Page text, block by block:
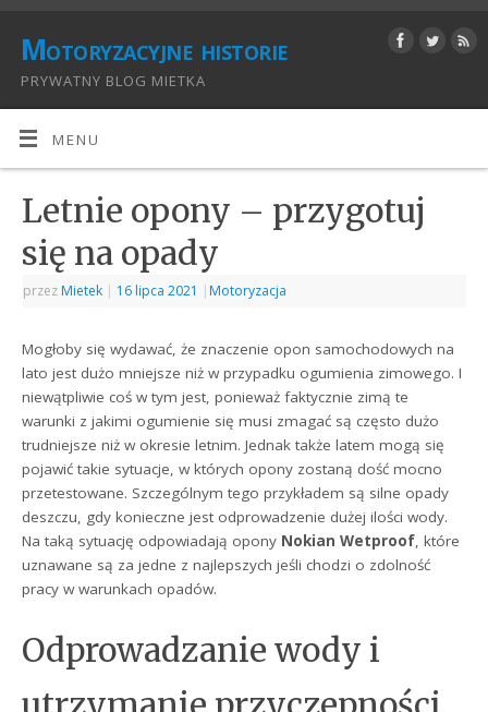
Motoryzacyjne historie
PRYWATNY BLOG MIETKA
MENU
Letnie opony – przygotuj
się na opady
przez Mietek | 16 lipca 2021 | Motoryzacja
Mogłoby się wydawać, że znaczenie opon samochodowych na
lato jest dużo mniejsze niż w przypadku ogumienia zimowego. I
niewątpliwie coś w tym jest, ponieważ faktycznie zimą te
warunki z jakimi ogumienie się musi zmagać są często dużo
trudniejsze niż w okresie letnim. Jednak także latem mogą się
pojawić takie sytuacje, w których opony zostaną dość mocno
przetestowane. Szczególnym tego przykładem są silne opady
deszczu, gdy konieczne jest odprowadzenie dużej ilości wody.
Na taką sytuację odpowiadają opony Nokian Wetproof, które
uznawane są za jedne z najlepszych jeśli chodzi o zdolność
pracy w warunkach opadów.
Odprowadzanie wody i